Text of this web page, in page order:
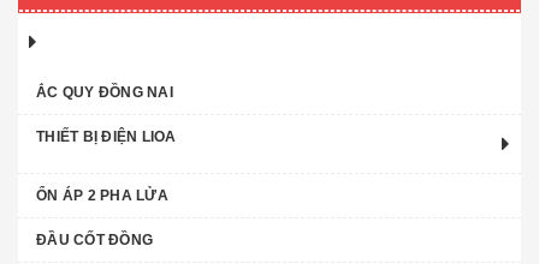
ẮC QUY ĐỒNG NAI
THIẾT BỊ ĐIỆN LIOA
ỔN ÁP 2 PHA LỬA
ĐẦU CỐT ĐỒNG